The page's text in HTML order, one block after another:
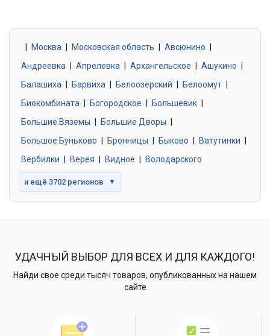
0 объявлений
Знакомства без обязательств
0 объявлений
Москва Московская область Авсюнино
Андреевка
Апрелевка Архангельское Ашукино
Балашиха
Барвиха Белоозёрский Белоомут
Биокомбината
Богородское Большевик
Большие Вяземы
Большие Дворы
Большое Буньково
Бронницы Быково Ватутинки
Вербилки
Верея Видное Володарского
и ещё 3702 регионов ▼
УДАЧНЫЙ ВЫБОР ДЛЯ ВСЕХ И ДЛЯ КАЖДОГО!
Найди свое среди тысяч товаров, опубликованных на нашем
сайте